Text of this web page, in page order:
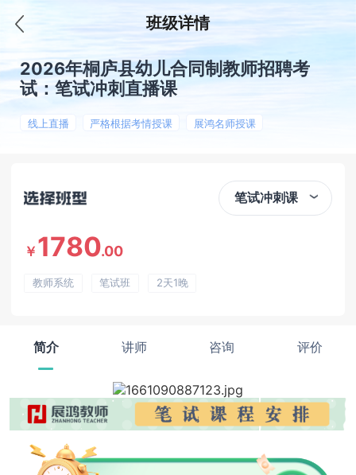
班级详情
2026年桐庐县幼儿合同制教师招聘考
试：笔试冲刺直播课
线上直播 严格根据考情授课 展鸿名师授课
笔试冲刺课
￥ 1780.00
教师系统 笔试班 2天1晚
简介 讲师 咨询 评价